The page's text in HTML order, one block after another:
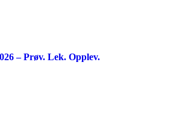
– Prøv. Lek. Opplev.